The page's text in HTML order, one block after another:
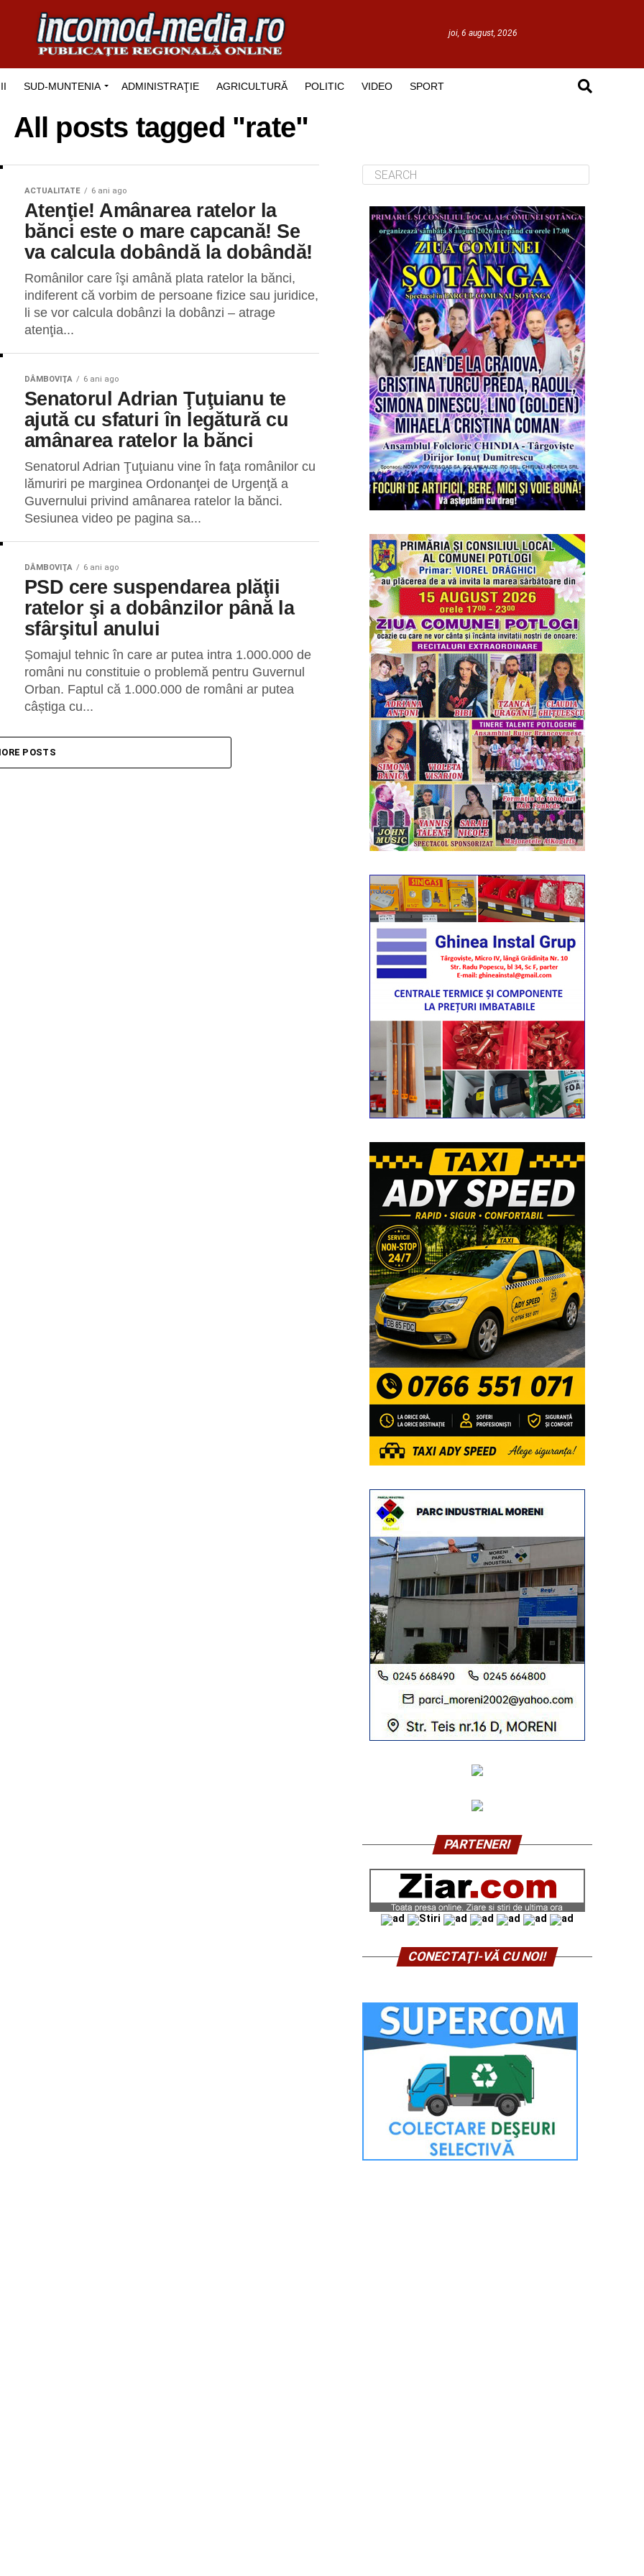
joi, 6 august, 2026
SUD-MUNTENIA ADMINISTRAŢIE AGRICULTURĂ POLITIC VIDEO SPORT
All posts tagged "rate"
ACTUALITATE 6 ani ago
Atenţie! Amânarea ratelor la
bănci este o mare capcană! Se
va calcula dobândă la dobândă!
Românilor care îşi amână plata ratelor la bănci,
indiferent că vorbim de persoane fizice sau juridice,
li se vor calcula dobânzi la dobânzi – atrage
atenţia...
DÂMBOVIŢA 6 ani ago
Senatorul Adrian Ţuţuianu te
ajută cu sfaturi în legătură cu
amânarea ratelor la bănci
Senatorul Adrian Ţuţuianu vine în faţa românilor cu
lămuriri pe marginea Ordonanţei de Urgenţă a
Guvernului privind amânarea ratelor la bănci.
Sesiunea video pe pagina sa...
DÂMBOVIŢA 6 ani ago
PSD cere suspendarea plăţii
ratelor şi a dobânzilor până la
sfârşitul anului
Șomajul tehnic în care ar putea intra 1.000.000 de
români nu constituie o problemă pentru Guvernul
Orban. Faptul că 1.000.000 de români ar putea
câștiga cu...
POSTS
PARTENERI
CONECTAŢI-VĂ CU NOI!